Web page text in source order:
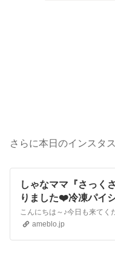
さらに本日のインスタ
しゃなママ『さっく
りました❤️冷凍パイ
ショソンオポム❤️』
ameblo.jp